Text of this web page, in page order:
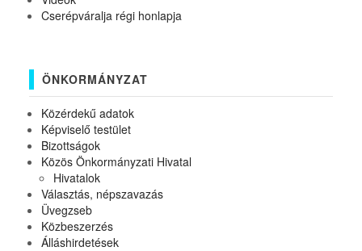
Cserépváralja régi honlapja
ÖNKORMÁNYZAT
Közérdekű adatok
Képviselő testület
Bizottságok
Közös Önkormányzati Hivatal
Hivatalok
Választás, népszavazás
Üvegzseb
Közbeszerzés
Álláshirdetések